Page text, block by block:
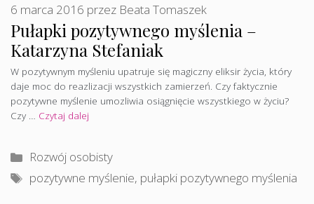
Pułapki pozytywnego myślenia –
Katarzyna Stefaniak
6 marca 2016 przez Beata Tomaszek
W pozytywnym myśleniu upatruje się magiczny eliksir życia, który
daje moc do reazlizacji wszystkich zamierzeń. Czy faktycznie
pozytywne myślenie umozliwia osiągnięcie wszystkiego w życiu?
Czy … Czytaj dalej
Kategorie
Rozwój osobisty
Tagi
pozytywne myślenie, pułapki pozytywnego myślenia